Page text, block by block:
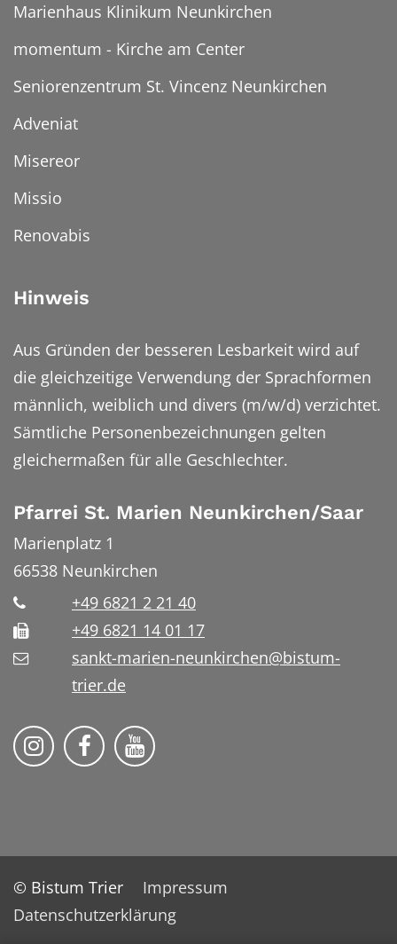
Marienhaus Klinikum Neunkirchen
momentum - Kirche am Center
Seniorenzentrum St. Vincenz Neunkirchen
Adveniat
Misereor
Missio
Renovabis
Hinweis
Aus Gründen der besseren Lesbarkeit wird auf
die gleichzeitige Verwendung der Sprachformen
männlich, weiblich und divers (m/w/d) verzichtet.
Sämtliche Personenbezeichnungen gelten
gleichermaßen für alle Geschlechter.
Pfarrei St. Marien Neunkirchen/Saar
Marienplatz 1
66538 Neunkirchen
+49 6821 2 21 40
+49 6821 14 01 17
sankt-marien-neunkirchen@bistum-
trier.de
Bistum Trier auf Instragram
Die Pfarrei auf Facebook
Die Pfarrei auf YouTube
© Bistum Trier
Impressum
Datenschutzerklärung